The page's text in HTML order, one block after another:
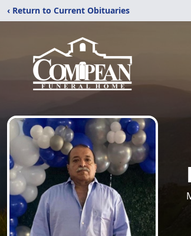
‹ Return to Current Obituaries